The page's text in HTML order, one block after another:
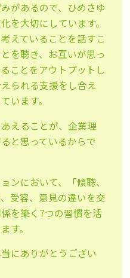
があるので、ひめさゆ
を大切にしています。
えていることを話すこ
を聴き、お互いが思っ
ことをアウトプットし
られる支援をし合え
います。
えることが、企業理
と思っているからで
ンにおいて、「傾聴、
受容、意見の違いを交
を築く7つの習慣を活
す。
にありがとうござい